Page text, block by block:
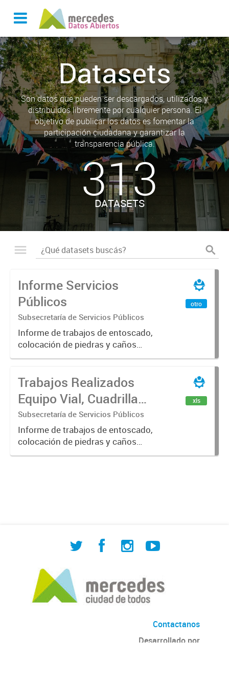
Datasets
Son datos que pueden ser descargados, utilizados y
distribuidos libremente por cualquier persona. El
objetivo de publicar los datos es fomentar la
participación ciudadana y garantizar la
transparencia pública.
313
DATASETS
Informe Servicios
Públicos
Subsecretaría de Servicios Públicos
Informe de trabajos de entoscado,
colocación de piedras y caños
(zanjeo - cruce de calles) Informe
construcción, colocación de tapa
registro, reparación...
otro
Trabajos Realizados
Equipo Vial, Cuadrilla
Bacheo, Servicio
Eléctrico - Noviembre
2021
Subsecretaría de Servicios Públicos
Informe de trabajos de entoscado,
colocación de piedras y caños
(zanjeo - cruce de calles) Informe
xls
Contactanos
Desarrollado por